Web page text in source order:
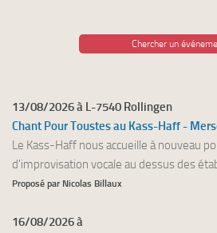
Chercher un
13/08/2026 à L-7540 Rollingen
Chant Pour Toustes au Kass-Haff -
Le Kass-Haff nous accueille à nouveau
d'improvisation vocale au dessus des
Proposé par Nicolas Billaux
16/08/2026 à